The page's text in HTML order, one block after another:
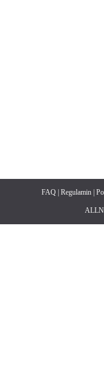
FAQ| Regulamin|